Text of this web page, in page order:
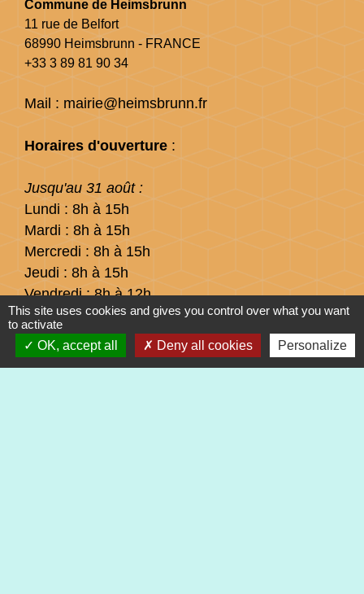
Commune de Heimsbrunn
11 rue de Belfort
68990 Heimsbrunn - FRANCE
+33 3 89 81 90 34
Mail : mairie@heimsbrunn.fr
Horaires d'ouverture :
Jusqu'au 31 août :
Lundi : 8h à 15h
Mardi : 8h à 15h
Mercredi : 8h à 15h
Jeudi : 8h à 15h
Vendredi : 8h à 12h
This site uses cookies and gives you control over what you want
to activate
OK, accept all
Deny all cookies Personalize